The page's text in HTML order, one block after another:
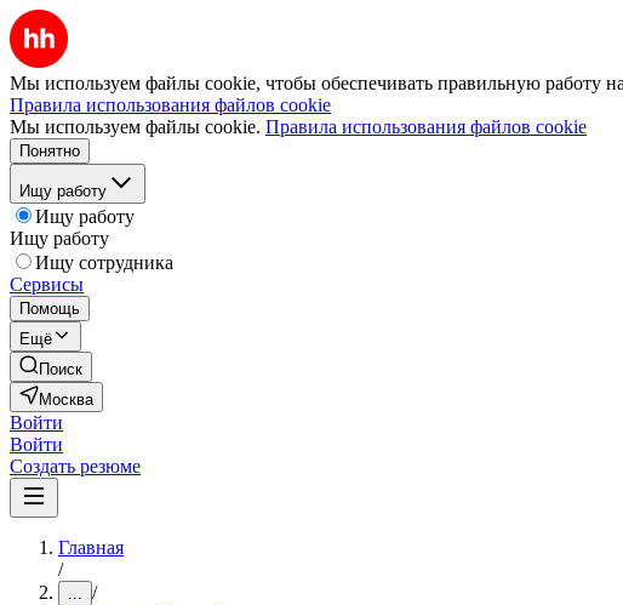
Мы используем файлы cookie, чтобы обеспечивать правильную работу
Правила использования файлов cookie
Мы используем файлы cookie. Правила использования файлов cookie
Понятно
Ищу работу
Ищу работу
Ищу работу
Ищу сотрудника
Сервисы
Помощь
Ещё
Поиск
Москва
Войти
Войти
Создать резюме
Главная
/
... /